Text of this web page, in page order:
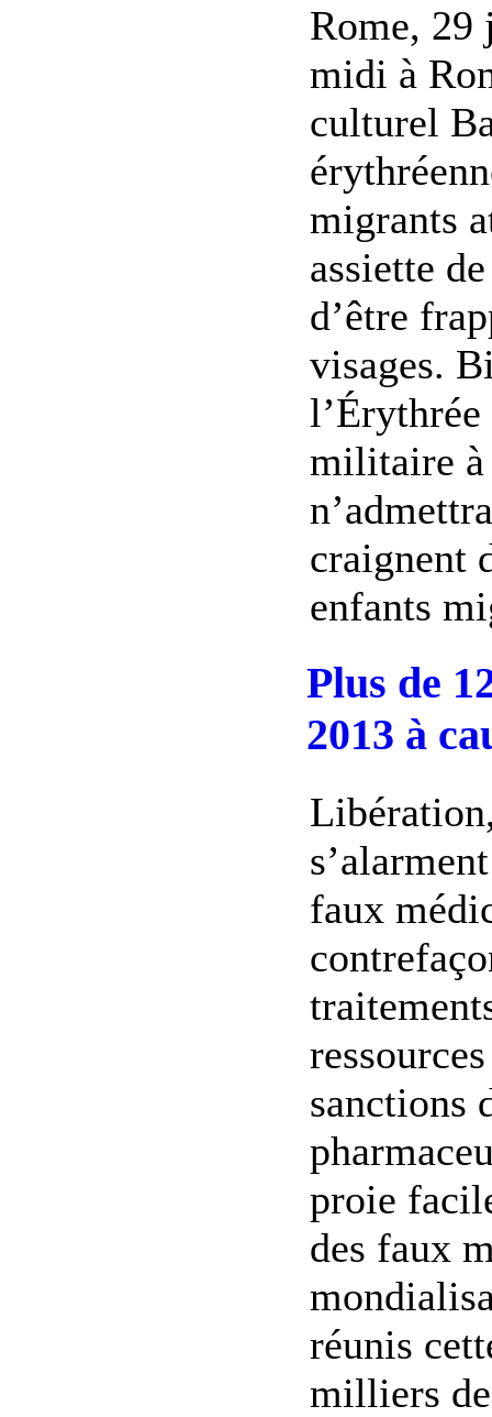
Rome,
midi à
culturel
migrants
assiette
d’être
visages.
militaire à
craignent
enfants
Plus de
2013 à
faux
sanctions
proie
des faux
réunis
milliers